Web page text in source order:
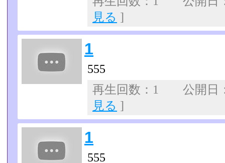
見る ]
1
555
再生回数：1 公開
見る ]
1
555